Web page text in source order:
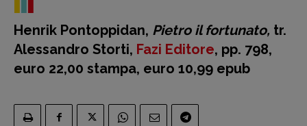
Recensioni
Interviste
Henrik Pontoppidan, Pietro il fortunato, tr.
Alessandro Storti, Fazi Editore, pp. 798,
euro 22,00 stampa, euro 10,99 epub